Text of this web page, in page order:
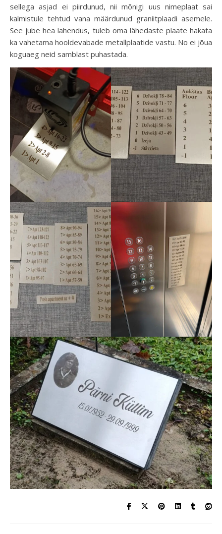
sellega asjad ei piirdunud, nii mõnigi uus nimeplaat sai
kalmistule tehtud vana määrdunud graniitplaadi asemele.
See jube hea lahendus, tuleb oma lähedaste plaate hakata
ka vahetama hooldevabade metallplaatide vastu. No ei jõua
koguaeg neid samblast puhastada.